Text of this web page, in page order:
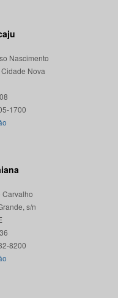
Nascimento
Nova
Carvalho
s/n